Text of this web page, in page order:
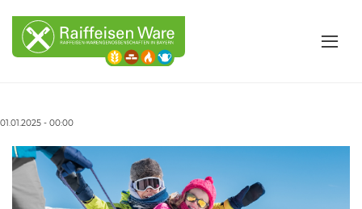
01.01.2025 - 00:00